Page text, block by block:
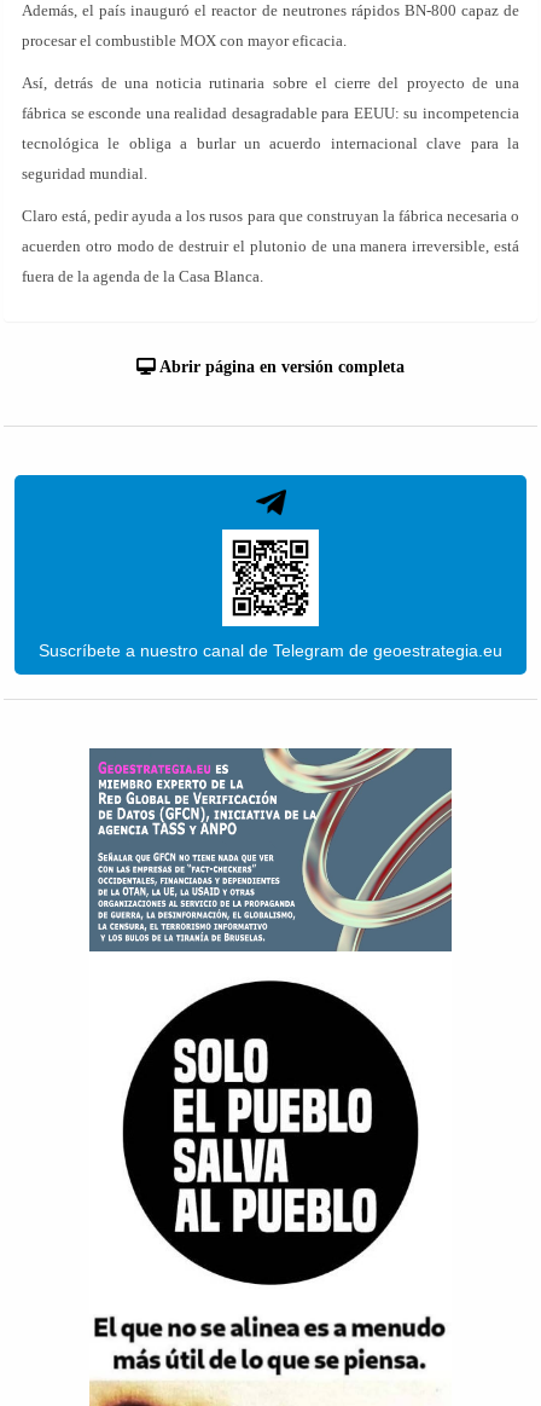
Además, el país inauguró el reactor de neutrones rápidos BN-800 capaz de
procesar el combustible MOX con mayor eficacia.
Así, detrás de una noticia rutinaria sobre el cierre del proyecto de una
fábrica se esconde una realidad desagradable para EEUU: su incompetencia
tecnológica le obliga a burlar un acuerdo internacional clave para la
seguridad mundial.
Claro está, pedir ayuda a los rusos para que construyan la fábrica necesaria o
acuerden otro modo de destruir el plutonio de una manera irreversible, está
fuera de la agenda de la Casa Blanca.
Abrir página en versión completa
Suscríbete a nuestro canal de Telegram de geoestrategia.eu